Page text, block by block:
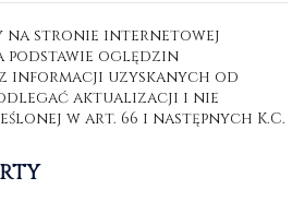
na stronie internetowej
podstawie oględzin
informacji uzyskanych od
aktualizacji i nie
w art. 66 i następnych K.C.